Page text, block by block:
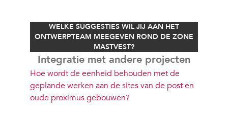
WELKE SUGGESTIES WIL JIJ AAN HET
ONTWERPTEAM MEEGEVEN ROND DE ZONE
MASTVEST?
Integratie met andere projecten
Hoe wordt de eenheid behouden met de
geplande werken aan de sites van de post en
oude proximus gebouwen?